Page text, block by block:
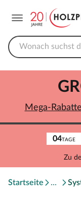
04TAGE
Zu
Mega-
Startseite